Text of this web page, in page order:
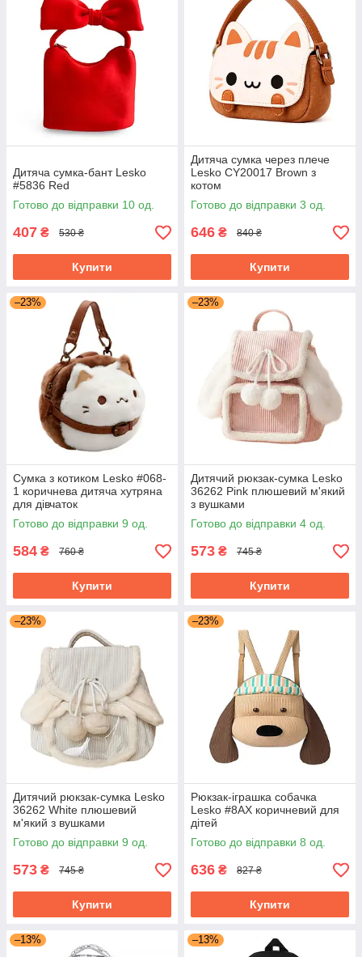
Дитяча сумка-бант Lesko
#5836 Red
Готово до відправки 10 од.
407 ₴ 530 ₴
Купити
Дитяча сумка через плече
Lesko CY20017 Brown з
котом
Готово до відправки 3 од.
646 ₴ 840 ₴
Купити
–23%
Сумка з котиком Lesko #068-
1 коричнева дитяча хутряна
для дівчаток
Готово до відправки 9 од.
584 ₴ 760 ₴
Купити
–23%
Дитячий рюкзак-сумка Lesko
36262 Pink плюшевий м'який
з вушками
Готово до відправки 4 од.
573 ₴ 745 ₴
Купити
–23%
Дитячий рюкзак-сумка Lesko
36262 White плюшевий
м'який з вушками
Готово до відправки 9 од.
573 ₴ 745 ₴
Купити
–23%
Рюкзак-іграшка собачка
Lesko #8AX коричневий для
дітей
Готово до відправки 8 од.
636 ₴ 827 ₴
Купити
–13% –13%